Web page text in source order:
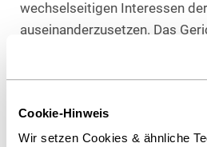
Cookie-Hinweis
Wir setzen Cookies & ähnliche
wechselseitigen Interessen
auseinanderzusetzen. Das
dass grundsätzlich
Notwendigkeit einer
bzw. ein gerade anfänglich